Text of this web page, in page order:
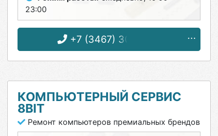
23:00
+7 (3467) 30-71-57
КОМПЬЮТЕРНЫЙ СЕРВИС
8BIT
Ремонт компьютеров премиальных брендов